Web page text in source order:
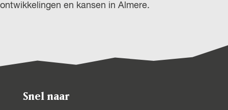
ontwikkelingen en kansen in Almere.
Snel naar